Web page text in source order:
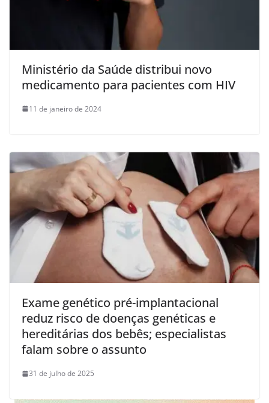
Ministério da Saúde distribui novo
medicamento para pacientes com HIV
11 de janeiro de 2024
Exame genético pré-implantacional
reduz risco de doenças genéticas e
hereditárias dos bebês; especialistas
falam sobre o assunto
31 de julho de 2025